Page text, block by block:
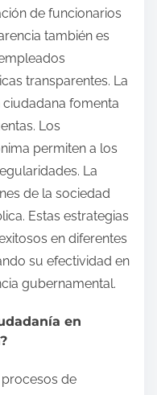
de funcionarios
también es
transparentes. La
fomenta
Los
permiten a los
La
de la sociedad
Estas estrategias
en diferentes
su efectividad en
gubernamental.
en
de